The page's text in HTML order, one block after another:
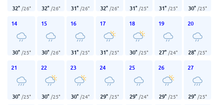
32° /26° 32° /26° 31° /26° 32° /26° 31° /25° 31° /25° 30° /25°
14
30° /25°
15
30° /26°
16
31° /25°
17
31° /25°
18
30° /25°
19
27° /24°
20
28° /25°
21
30° /25°
22
30° /25°
23
30° /24°
24
29° /25°
25
29° /24°
26
29° /25°
27
29° /25°